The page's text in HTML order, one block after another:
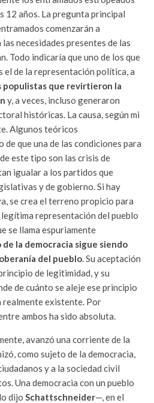
12 años. La pregunta principal
comenzarán a
necesidades presentes de las
Todo indicaría que uno de los que
el de la representación política, a
populistas que revirtieron la
y, a veces, incluso generaron
históricas. La causa, según mi
Algunos teóricos
de que una de las condiciones para
este tipo son las crisis de
igualar a los partidos que
y de gobierno. Si hay
se crea el terreno propicio para
representación del pueblo
se llama espuriamente
la democracia sigue siendo
del pueblo. Su aceptación
de legitimidad, y su
de cuánto se aleje ese principio
realmente existente. Por
ambos ha sido absoluta.
avanzó una corriente de la
como sujeto de la democracia,
y a la sociedad civil
Una democracia con un pueblo
dijo Schattschneider—, en el